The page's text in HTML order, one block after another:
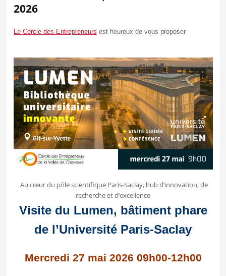
2026
Le Cercle des Entrepreneurs est heureux de vous proposer
Au cœur du pôle scientifique Paris-Saclay, hub d’innovation, de
recherche et d’excellence
Visite du Lumen, bâtiment phare
de l’Université Paris-Saclay
Mercredi 27 mai 2026 09h00-12h00